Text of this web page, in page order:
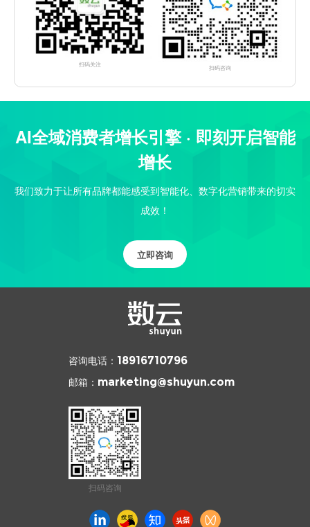
扫码关注 扫码咨询
AI全域消费者增长引擎 · 即刻开启智能
增长
我们致力于让所有品牌都能感受到智能化、数字化营销带来的切实
成效！
立即咨询
咨询电话： 18916710796
邮箱： marketing@shuyun.com
扫码咨询